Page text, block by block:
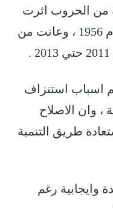
الحروب اثرت
علي مسيرة التنمية بدءا من عام 1956 ، وعانت من
اسباب استنزاف
، وان الاصلاح
طريق التنمية
رغم